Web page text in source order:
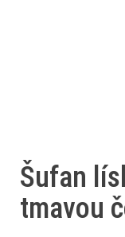
Šufan
tmavou